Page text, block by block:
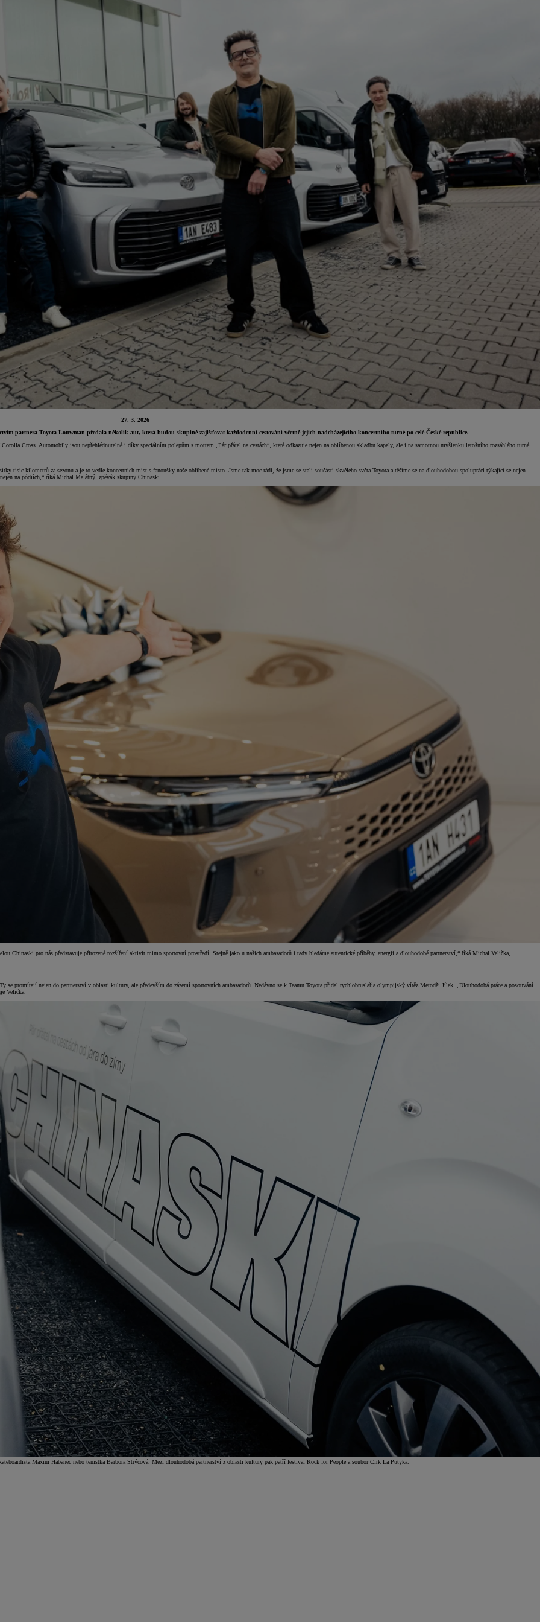
27. 3. 2026
partnera Toyota Louwman předala několik aut, která budou skupině zajišťovat každodenní cestování včetně jejich nadcházejícího koncertního turné po celé České republice.
Cross. Automobily jsou nepřehlédnutelné i díky speciálním polepům s mottem „Pár přátel na cestách“, které odkazuje nejen na oblíbenou skladbu kapely, ale i na samotnou myšlenku letošního rozsáhlého turné.
tisíc kilometrů za sezónu a je to vedle koncertních míst s fanoušky naše oblíbené místo. Jsme tak moc rádi, že jsme se stali součástí skvělého světa Toyota a těšíme se na dlouhodobou spolupráci týkající se nejen
na pódiích,“ říká Michal Malátný, zpěvák skupiny Chinaski.
Chinaski pro nás představuje přirozené rozšíření aktivit mimo sportovní prostředí. Stejně jako u našich ambasadorů i tady hledáme autentické příběhy, energii a dlouhodobé partnerství,“ říká Michal Velička,
se promítají nejen do partnerství v oblasti kultury, ale především do zázemí sportovních ambasadorů. Nedávno se k Teamu Toyota přidal rychlobruslař a olympijský vítěz Metoděj Jílek. „Dlouhodobá práce a posouvání
Velička.
Maxim Habanec nebo tenistka Barbora Strýcová. Mezi dlouhodobá partnerství z oblasti kultury pak patří festival Rock for People a soubor Cirk La Putyka.